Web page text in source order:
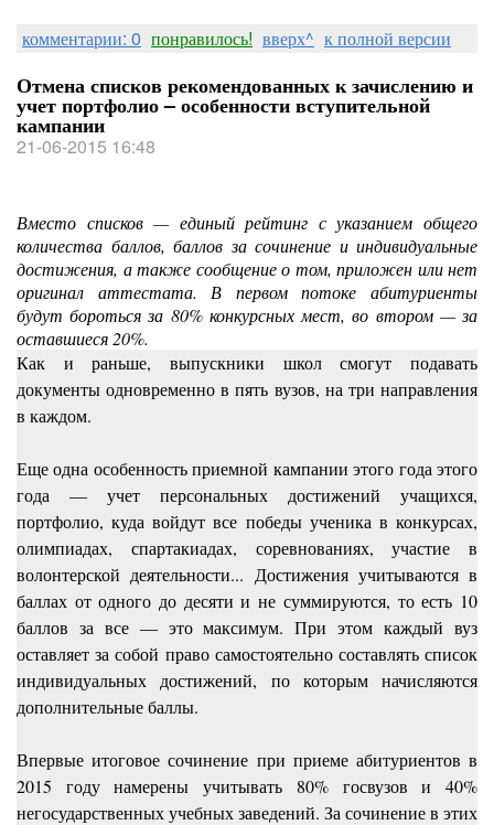
комментарии: 0 понравилось! вверх^ к полной версии
Отмена списков рекомендованных к зачислению и
учет портфолио – особенности вступительной
кампании
21-06-2015 16:48
Вместо списков — единый рейтинг с указанием общего
количества баллов, баллов за сочинение и индивидуальные
достижения, а также сообщение о том, приложен или нет
оригинал аттестата. В первом потоке абитуриенты
будут бороться за 80% конкурсных мест, во втором — за
оставшиеся 20%.
Как и раньше, выпускники школ смогут подавать
документы одновременно в пять вузов, на три направления
в каждом.
Еще одна особенность приемной кампании этого года этого
года — учет персональных достижений учащихся,
портфолио, куда войдут все победы ученика в конкурсах,
олимпиадах, спартакиадах, соревнованиях, участие в
волонтерской деятельности... Достижения учитываются в
баллах от одного до десяти и не суммируются, то есть 10
баллов за все — это максимум. При этом каждый вуз
оставляет за собой право самостоятельно составлять список
индивидуальных достижений, по которым начисляются
дополнительные баллы.
Впервые итоговое сочинение при приеме абитуриентов в
2015 году намерены учитывать 80% госвузов и 40%
негосударственных учебных заведений. За сочинение в этих